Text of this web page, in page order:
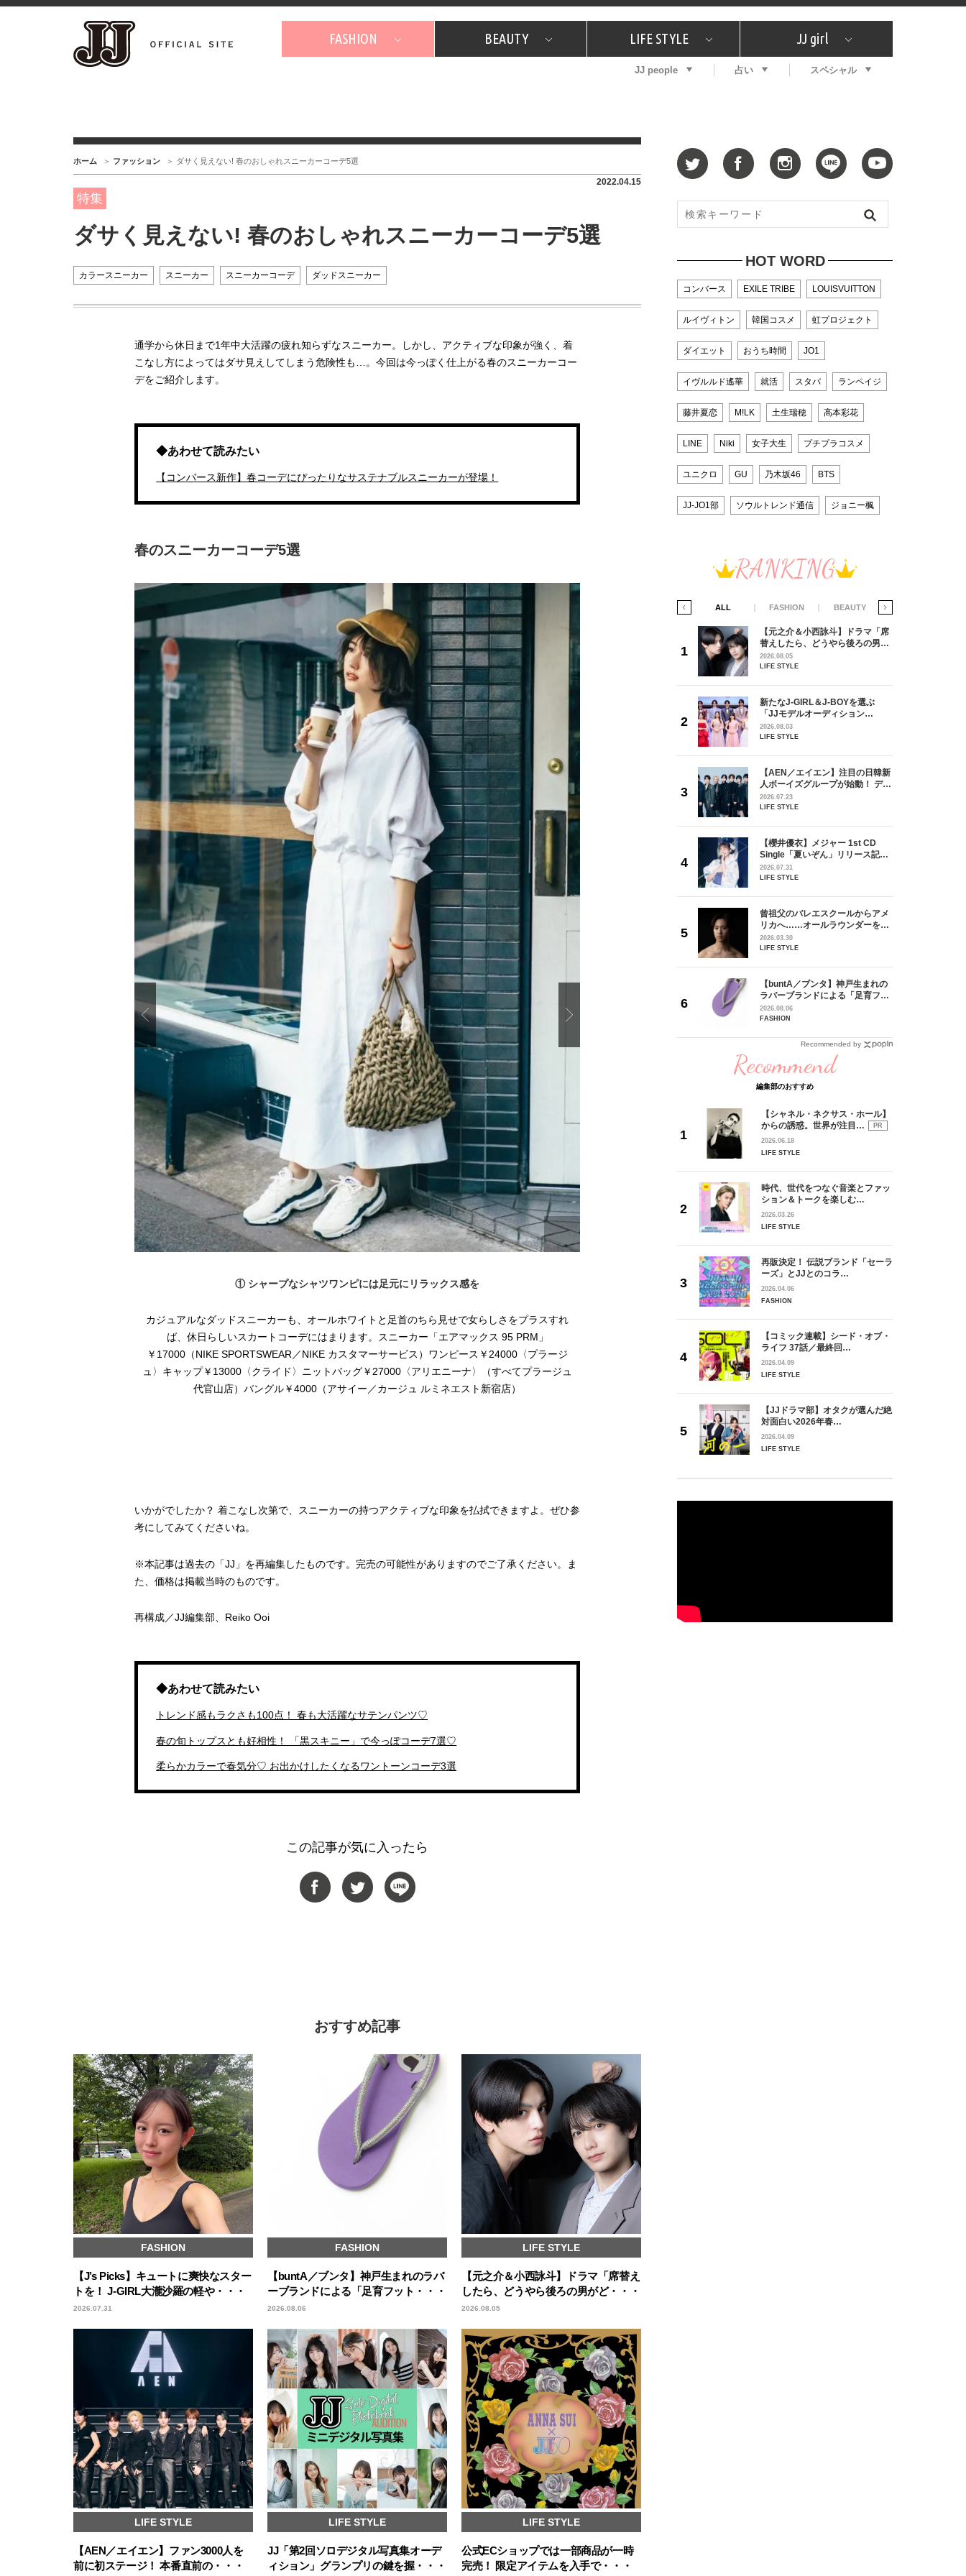
FASHION
JJスタッフの"それどこの"？ プチプラ プレゼント
BEAUTY
コスメ全部試してみた What's NEW？ 特集
LIFE STYLE
JJグルメガイド エンタメ プレゼント
恋愛
JJ girl
特集 おしゃラン！
JJ people 占い スペシャル
ホーム ファッション ダサく見えない! 春のおしゃれスニーカーコーデ5選
2022.04.15
特集
ダサく見えない! 春のおしゃれスニーカーコーデ5選
カラースニーカー スニーカー スニーカーコーデ ダッドスニーカー
通学から休日まで1年中大活躍の疲れ知らずなスニーカー。しかし、アクティブな印象が強く、着
こなし方によってはダサ見えしてしまう危険性も
。今回は今っぽく仕上がる春のスニーカーコー
デをご紹介します。
◆あわせて読みたい
【コンバース新作】春コーデにぴったりなサステナブルスニーカーが登場！
春のスニーカーコーデ5選
Previous
① シャープなシャツワンピには足元にリラックス感を
カジュアルなダッドスニーカーも、オールホワイトと足首のちら見せで女らしさをプラスすれ
ば、休日らしいスカートコーデにはまります。スニーカー「エアマックス 95 PRM」
￥17000（NIKE SPORTSWEAR／NIKE カスタマーサービス）ワンピース￥24000〈プラージ
ュ〉キャップ￥13000〈クライド〉ニットバッグ￥27000〈アリエニーナ〉（すべてプラージュ
代官山店）バングル￥4000（アサイー／カージュ ルミネエスト新宿店）
② ラベンダーのポイント使いでハンサムだけど女らしく
春になると着たくなる、きれい色とリンクさせるのにぴったり。カジュアル感と
ランスが抜群です。スニーカー「サンダーリブ ドロワ ウィメンズ」￥13800（プ
ィガン￥17000（STUDIOUS／STUDIOUS WOMENS 新宿店）カットソー￥11000
デミルクス ビームス／デミルクス ビームス 新宿）サングラス￥17000（エーディ
プライ／ピルグリム サーフ＋サプライ）バッグ￥5900（コントロールフリーク／
ニ）
いかがでしたか？ 着こなし次第で、スニーカーの持つアクティブな印象を払拭できますよ。ぜひ参
考にしてみてくださいね。
※本記事は過去の「JJ 」を再編集したものです。完売の可能性がありますのでご了承ください。ま
た、価格は掲載当時のものです。
再構成／JJ編集部、Reiko Ooi
◆あわせて読みたい
トレンド感もラクさも100点！ 春も大活躍なサテンパンツ♡
春の旬トップスとも好相性！ 「黒スキニー」で今っぽコーデ7選♡
柔らかカラーで春気分♡ お出かけしたくなるワントーンコーデ3選
この記事が気に入ったら
おすすめ記事
FASHION
【J’s Picks】キュートに爽快なスター
トを！ J-GIRL大瀧沙羅の軽や・・・
2026.07.31
FASHION
【buntA／ブンタ】神戸生まれのラバ
ーブランドによる「足育フット・・・
2026.08.06
LIFE STYLE
【元之介＆小西詠斗】ドラマ「席替え
したら、どうやら後ろの男がど・・・
2026.08.05
LIFE STYLE
【AEN／エイエン】ファン3000人を
前に初ステージ！ 本番直前の・・・
LIFE STYLE
JJ「第2回ソロデジタル写真集オーデ
ィション」グランプリの鍵を握・・・
LIFE STYLE
公式ECショップでは一部商品が一時
完売！ 限定アイテムを入手で・・・
HOT WORD
コンバース EXILE TRIBE LOUISVUITTON
ルイヴィトン 韓国コスメ 虹プロジェクト
ダイエット おうち時間 JO1
イヴルルド遙華 就活 スタバ ランペイジ
藤井夏恋 M!LK 土生瑞穂 高本彩花
LINE Niki 女子大生 プチプラコスメ
ユニクロ GU 乃木坂46 BTS
JJ-JO1部 ソウルトレンド通信 ジョニー楓
RANKING
ALL FASHION BEAUTY
【J’s Picks】悲しい経験でたどり
着いた…J-BOY三上龍の手放せな
い“オールインワン”アイテム〈ビ
ューティ＆ファッション夏の必需
品〉
2026.08.05
BEAUTY
【注目アーティストRainy。っ
て？】自称“コスメオタク見習
い”のポーチの中身、拝見しま
す！
2026.01.30
BEAUTY
【JJ専属モデルの素顔】ビューテ
ィ大好き！ 松川 星のお気に入り
コスメをCHECK
【J’s Picks】J-GIRL早坂萌香の
徹底した日焼けケア！ でも、いち
ばん大切なのは…〈ビューティ＆
ファッション夏の必需品〉
【JJ専属モデルの素顔】ツヤと輝
きを放つ美肌を生み出す松川 星の
【J’s Picks】J-BOY中田凌多
は“汗と暑さ”に悩める仕事終わり
もスマートに〈ビューティ＆ファ
ッション夏の必需品〉
【元之介＆小西詠斗】ドラマ「席
替えしたら、どうやら後ろの男が
どうやら俺のこと好きらしい」放
斗くんが可愛く見えたんです」
クは候補生の“魅力”を重視した
LIFE STYLE
【AEN／エイエン】注目の日韓新
人ボーイズグループが始動！ デビ
ュー目前のフレッシュな面々を独
占インタビュー。7人の魅力に迫
ります♪
2026.07.23
LIFE STYLE
【櫻井優衣】メジャー 1st CD
Single「夏いぞん」リリース記念
イベント♡ ファンと過ごした“最
高の夏時間”
2026.07.31
LIFE STYLE
バレエを踊るために生まれてきた
【王子様の推しドコロ】vol.28
チョン・ミンチョルさん
2026.02.27
LIFE STYLE
【元之介＆小西詠斗】ドラマ「席
替えしたら、どうやら後ろの男が
どうやら俺のこと好きらしい」放
送記念インタビュー♡ 「自然と詠
2026.08.05
LIFE STYLE
新たなJ-GIRL＆J-BOYを選ぶ
「JJモデルオーディション
2027」が募集開始！ 予選ブロッ
クは候補生の“魅力”を重視した
2026.08.03
LIFE STYLE
【AEN／エイエン】注目の日韓新
人ボーイズグループが始動！ デビ
ュー目前のフレッシュな面々を独
占インタビュー。7人の魅力に迫
2026.07.23
LIFE STYLE
【櫻井優衣】メジャー 1st CD
Single「夏いぞん」リリース記念
イベント♡ ファンと過ごした“最
高の夏時間”
2026.07.31
LIFE STYLE
曾祖父のバレエスクールからアメ
リカへ……オールラウンダーを目
指すダンサーは踊ることが好きす
ぎる【王子様の推しドコロ】
2026.03.30
LIFE STYLE
【buntA／ブンタ】神戸生まれの
ラバーブランドによる「足育フッ
トウェア」。伊勢丹新宿店でPOP-
UP開催中！
2026.08.06
FASHION
Recommended by
Recommend
編集部のおすすめ
【シャネル・ネクサス・ホール】
からの誘惑。世界が注目…
PR
2026.06.18
LIFE STYLE
時代、世代をつなぐ音楽とファッ
ション＆トークを楽しむ…
2026.03.26
LIFE STYLE
再販決定！ 伝説ブランド「セーラ
ーズ」とJJとのコラ…
2026.04.06
FASHION
【コミック連載】シード・オブ・
ライフ 37話／最終回…
2026.04.09
LIFE STYLE
【JJドラマ部】オタクが選んだ絶
対面白い2026年春…
2026.04.09
LIFE STYLE